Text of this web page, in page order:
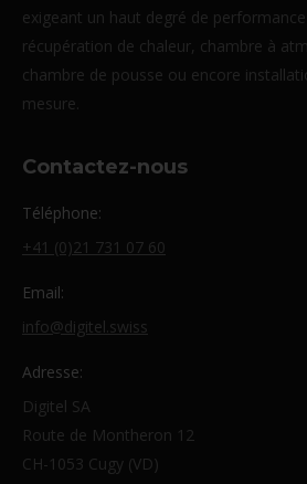
exigeant un haut degré de
récupération de chaleur, chambre à
chambre de pousse ou encore
mesure.
Contactez-nous
Téléphone:
+41 (0)21 731 07 60
Email:
info@digitel.swiss
Adresse:
Digitel SA
Route de Montheron 12
CH-1053 Cugy (VD)